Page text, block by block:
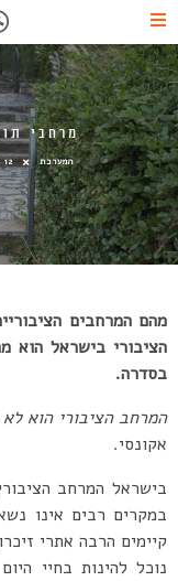
מרחבי
המערכת 12 בנובמבר 2024
מהם המרחבים
הציבורי בישראל הוא
בסדרה.
המרחב הציבורי הוא
אקונסי.
בישראל המרחב
במקרים רבים אינו
קיימים הרבה אתרי
נוכל להינות בחיי